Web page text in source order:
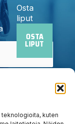
kuten
Osta
liput
OSTA
LIPUT